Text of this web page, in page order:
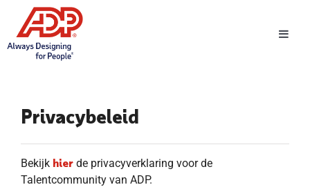
Privacybeleid
Bekijk hierde privacyverklaring voor de
Talentcommunity van ADP.